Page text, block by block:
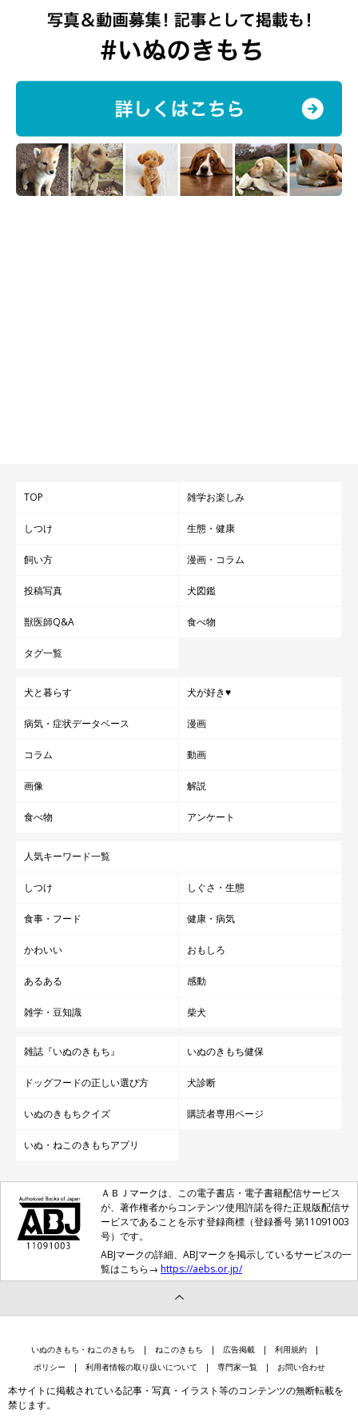
TOP 雑学お楽しみ
しつけ 生態・健康
飼い方 漫画・コラム
投稿写真 犬図鑑
獣医師Q&A 食べ物
タグ一覧
犬と暮らす 犬が好き♥
病気・症状データベース 漫画
コラム 動画
画像 解説
食べ物 アンケート
人気キーワード一覧
しつけ しぐさ・生態
食事・フード 健康・病気
かわいい おもしろ
あるある 感動
雑学・豆知識 柴犬
雑誌『いぬのきもち』 いぬのきもち健保
ドッグフードの正しい選び方 犬診断
いぬのきもちクイズ 購読者専用ページ
いぬ・ねこのきもちアプリ
ＡＢＪマークは、この電子書店・電子書籍配信サービス
が、著作権者からコンテンツ使用許諾を得た正規版配信サ
ービスであることを示す登録商標（登録番号 第11091003
号）です。
ABJマークの詳細、ABJマークを掲示しているサービスの一
覧はこちら→ https://aebs.or.jp/
いぬのきもち・ねこのきもち ねこのきもち 広告掲載
利用規約
ポリシー
利用者情報の取り扱いについて 専門家一覧 お問い合わせ
本サイトに掲載されている記事・写真・イラスト等のコンテンツの無断転載を
禁じます。